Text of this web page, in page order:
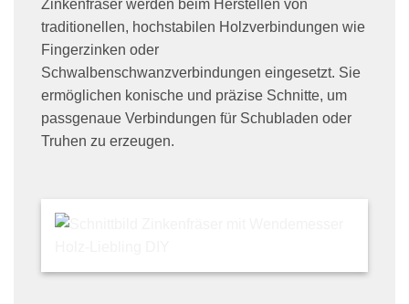
Zinkenfräser werden beim Herstellen von
traditionellen, hochstabilen Holzverbindungen wie
Fingerzinken oder
Schwalbenschwanzverbindungen eingesetzt. Sie
ermöglichen konische und präzise Schnitte, um
passgenaue Verbindungen für Schubladen oder
Truhen zu erzeugen.